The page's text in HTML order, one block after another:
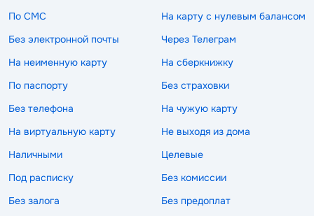
По СМС
На карту с нулевым балансом
Без электронной почты
Через Телеграм
На неименную карту
На сберкнижку
По паспорту
Без страховки
Без телефона
На чужую карту
На виртуальную карту
Не выходя из дома
Наличными
Целевые
Под расписку
Без комиссии
Без залога
Без предоплат